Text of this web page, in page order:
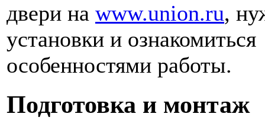
двери на www.union.ru,
установки и
особенностями работы.
Подготовка и монтаж